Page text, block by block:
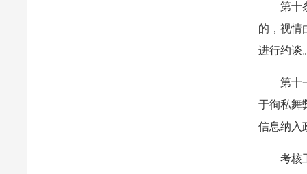
第十
的，视情
进行约谈
第十
于徇私舞
信息纳入
考核